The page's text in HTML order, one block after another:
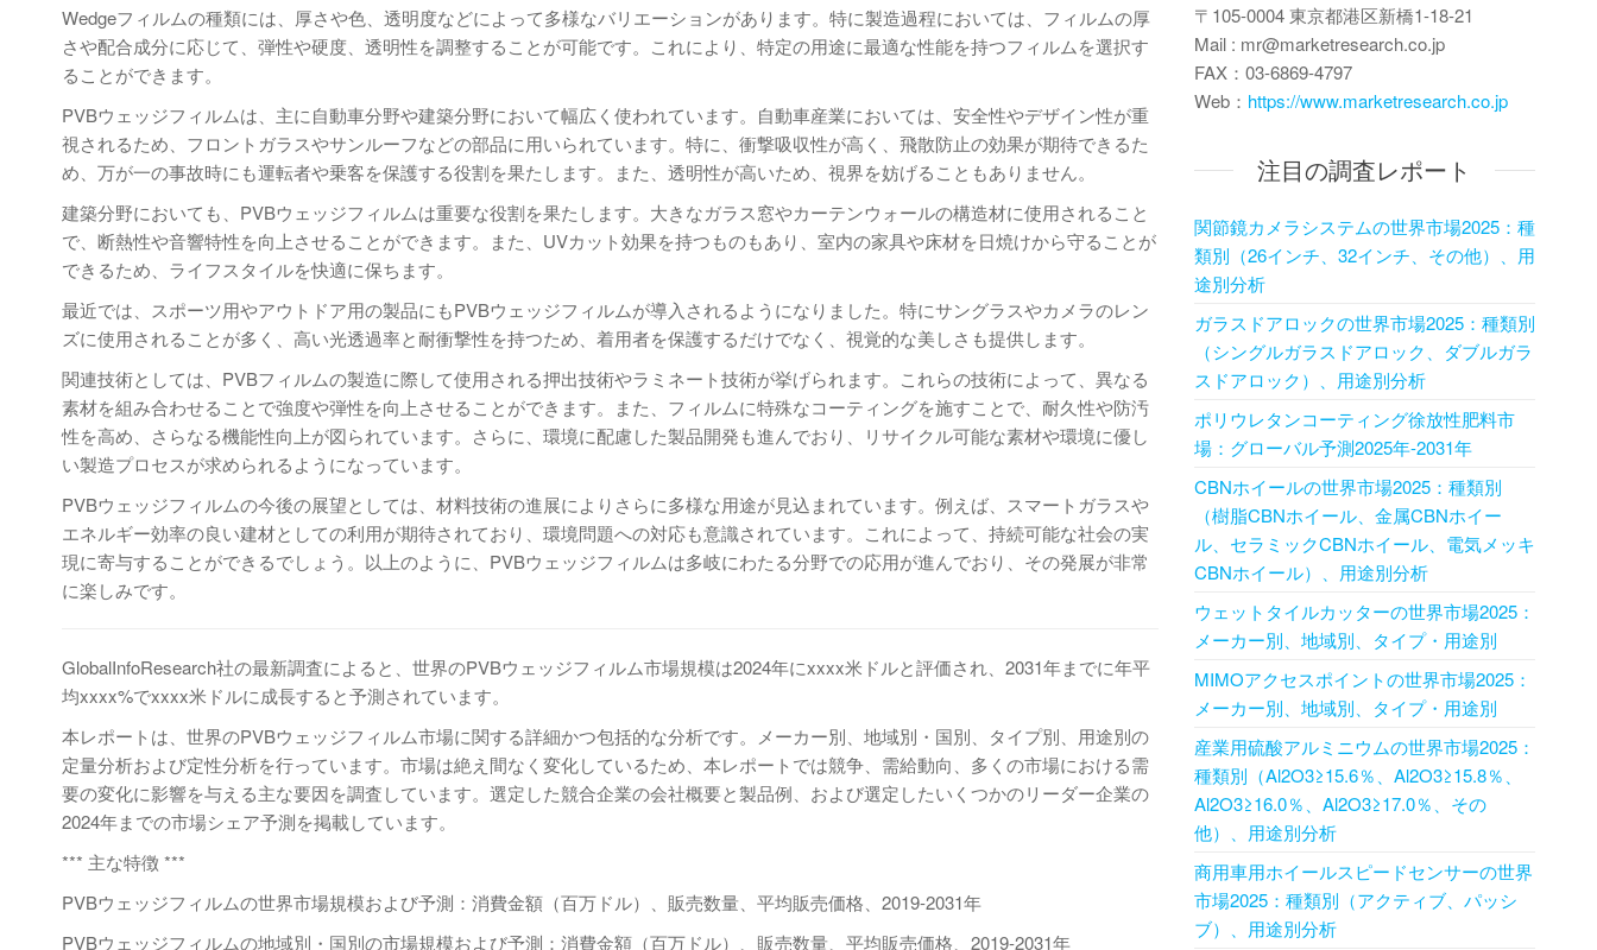
Wedgeフィルムの種類には、厚さや色、透明度などによって多様なバリエーションがあります。特に製造過程においては、フィルムの厚
さや配合成分に応じて、弾性や硬度、透明性を調整することが可能です。これにより、特定の用途に最適な性能を持つフィルムを選択す
ることができます。
PVBウェッジフィルムは、主に自動車分野や建築分野において幅広く使われています。自動車産業においては、安全性やデザイン性が重
視されるため、フロントガラスやサンルーフなどの部品に用いられています。特に、衝撃吸収性が高く、飛散防止の効果が期待できるた
め、万が一の事故時にも運転者や乗客を保護する役割を果たします。また、透明性が高いため、視界を妨げることもありません。
建築分野においても、PVBウェッジフィルムは重要な役割を果たします。大きなガラス窓やカーテンウォールの構造材に使用されること
で、断熱性や音響特性を向上させることができます。また、UVカット効果を持つものもあり、室内の家具や床材を日焼けから守ることが
できるため、ライフスタイルを快適に保ちます。
最近では、スポーツ用やアウトドア用の製品にもPVBウェッジフィルムが導入されるようになりました。特にサングラスやカメラのレン
ズに使用されることが多く、高い光透過率と耐衝撃性を持つため、着用者を保護するだけでなく、視覚的な美しさも提供します。
関連技術としては、PVBフィルムの製造に際して使用される押出技術やラミネート技術が挙げられます。これらの技術によって、異なる
素材を組み合わせることで強度や弾性を向上させることができます。また、フィルムに特殊なコーティングを施すことで、耐久性や防汚
性を高め、さらなる機能性向上が図られています。さらに、環境に配慮した製品開発も進んでおり、リサイクル可能な素材や環境に優し
い製造プロセスが求められるようになっています。
PVBウェッジフィルムの今後の展望としては、材料技術の進展によりさらに多様な用途が見込まれています。例えば、スマートガラスや
エネルギー効率の良い建材としての利用が期待されており、環境問題への対応も意識されています。これによって、持続可能な社会の実
現に寄与することができるでしょう。以上のように、PVBウェッジフィルムは多岐にわたる分野での応用が進んでおり、その発展が非常
に楽しみです。
GlobalInfoResearch社の最新調査によると、世界のPVBウェッジフィルム市場規模は2024年にxxxx米ドルと評価され、2031年までに年平
均xxxx%でxxxx米ドルに成長すると予測されています。
本レポートは、世界のPVBウェッジフィルム市場に関する詳細かつ包括的な分析です。メーカー別、地域別・国別、タイプ別、用途別の
定量分析および定性分析を行っています。市場は絶え間なく変化しているため、本レポートでは競争、需給動向、多くの市場における需
要の変化に影響を与える主な要因を調査しています。選定した競合企業の会社概要と製品例、および選定したいくつかのリーダー企業の
2024年までの市場シェア予測を掲載しています。
*** 主な特徴 ***
PVBウェッジフィルムの世界市場規模および予測：消費金額（百万ドル）、販売数量、平均販売価格、2019-2031年
PVBウェッジフィルムの地域別・国別の市場規模および予測：消費金額（百万ドル）、販売数量、平均販売価格、2019-2031年
〒105-0004 東京都港区新橋1-18-21
Mail : mr@marketresearch.co.jp
FAX：03-6869-4797
Web： https://www.marketresearch.co.jp
注目の調査レポート
関節鏡カメラシステムの世界市場2025：種
類別（26インチ、32インチ、その他）、用
途別分析
ガラスドアロックの世界市場2025：種類別
（シングルガラスドアロック、ダブルガラ
スドアロック）、用途別分析
ポリウレタンコーティング徐放性肥料市
場：グローバル予測2025年-2031年
CBNホイールの世界市場2025：種類別
（樹脂CBNホイール、金属CBNホイー
ル、セラミックCBNホイール、電気メッキ
CBNホイール）、用途別分析
ウェットタイルカッターの世界市場2025：
メーカー別、地域別、タイプ・用途別
MIMOアクセスポイントの世界市場2025：
メーカー別、地域別、タイプ・用途別
産業用硫酸アルミニウムの世界市場2025：
種類別（Al2O3≥15.6％、Al2O3≥15.8％、
Al2O3≥16.0％、Al2O3≥17.0％、その
他）、用途別分析
商用車用ホイールスピードセンサーの世界
市場2025：種類別（アクティブ、パッシ
ブ）、用途別分析